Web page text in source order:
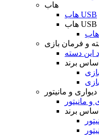
هاب
هاب USB
و فرمان بازی
این دسته
برند
دیواری و مانیتور
و مانیتور
اساس برند